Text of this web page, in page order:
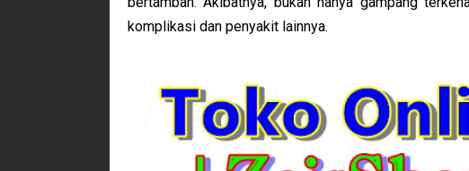
komplikasi dan penyakit lainnya.